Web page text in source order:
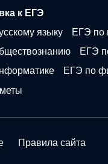
к ЕГЭ
языку
ЕГЭ по
ЕГЭ
ЕГЭ по
Правила сайта